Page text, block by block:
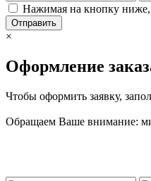
Нажимая на кнопку ниже,
Отправить
×
Оформление
Чтобы оформить заявку,
Обращаем Ваше внимание: